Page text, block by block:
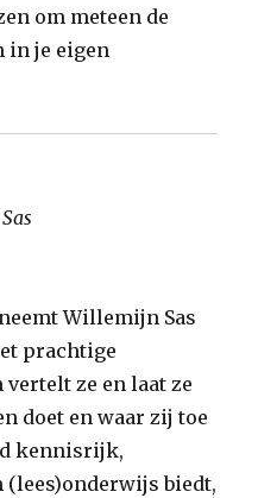
om meteen de
in je eigen
Willemijn Sas
prachtige
ze en laat ze
doet en waar zij toe
kennisrijk,
(lees)onderwijs biedt,